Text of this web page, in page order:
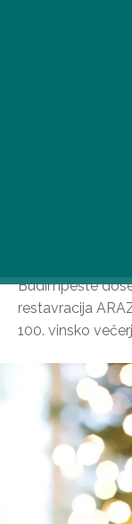
Budimpešte
restavracija
100. vinsko